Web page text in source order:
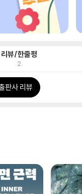
리뷰/한줄평
2
판사 리뷰